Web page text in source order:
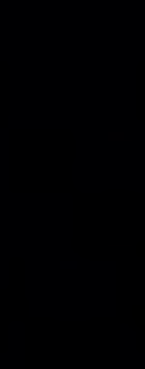
светильники
BIG BLOCK S
S — самый
серии
и 220V
24V